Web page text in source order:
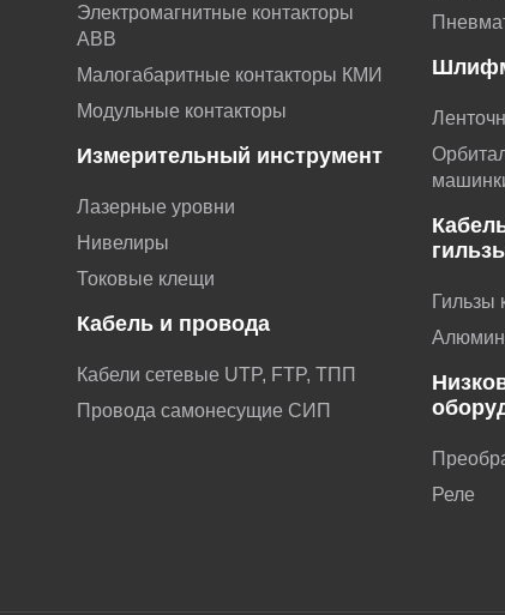
Электромагнитные контакторы
АВВ
Малогабаритные контакторы КМИ
Модульные контакторы
Измерительный инструмент
Лазерные уровни
Нивелиры
Токовые клещи
Кабель и провода
Кабели сетевые UTP, FTP, ТПП
Провода самонесущие СИП
Гильзы
Реле